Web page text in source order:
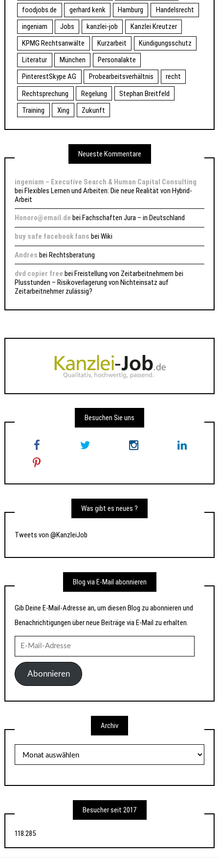
foodjobs.de
gerhard kenk Hamburg
Handelsrecht
ingeniam
Jobs kanzlei-job
Kanzlei Kreutzer
KPMG Rechtsanwälte
Kurzarbeit
Kündigungsschutz
Literatur
München
Personalakte
PinterestSkype AG
Probearbeitsverhältnis
recht
Rechtsprechung
Regelung
Stephan Breitfeld
Training
Xing Zukunft
Neueste Kommentare
ingeniam – Executive Search & Human Capital Consulting
beiFlexibles Lernen und Arbeiten: Die neue Realität von Hybrid-
Arbeit
Honoro@email.de bei Fachschaften Jura – in Deutschland
buy safe facebook fans beiWiki
Andres beiRechtsberatung
dvd copier free beiFreistellung von Zeitarbeitnehmern bei
Plusstunden – Risikoverlagerung von Nichteinsatz auf
Zeitarbeitnehmer zulässig?
Besuchen Sie uns
Was gibt es neues ?
Tweets von @KanzleiJob
Blog via E-Mail abonnieren
Gib Deine E-Mail-Adresse an, um diesen Blog zu abonnieren und
Benachrichtigungen über neue Beiträge via E-Mail zu erhalten.
Mail-
AdresseAbonnieren
Archiv
Besucher seit 2017
118.285